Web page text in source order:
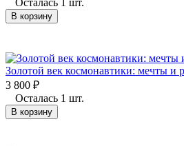
В корзину
Золотой век космонавтики: мечты и
3 800 ₽
Осталась 1 шт.
В корзину